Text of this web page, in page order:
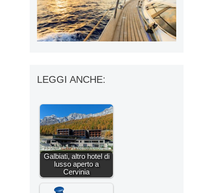
LEGGI ANCHE:
Galbiati, altro hotel di
lusso aperto a
Cervinia